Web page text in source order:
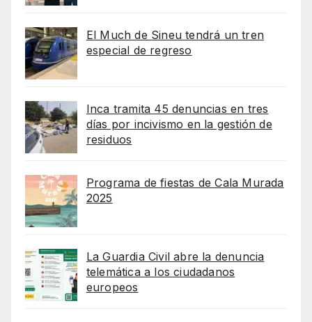
El Much de Sineu tendrá un tren
especial de regreso
Inca tramita 45 denuncias en tres
días por incivismo en la gestión de
residuos
Programa de fiestas de Cala Murada
2025
La Guardia Civil abre la denuncia
telemática a los ciudadanos
europeos